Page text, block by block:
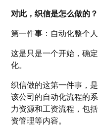
对此，织信是怎么做的？
第一件事：自动化整个人
这是只是一个开始，确
化。
织信做的这第一件事，
该公司的自动化流程的
力资源和工资流程，包
资管理等内容。